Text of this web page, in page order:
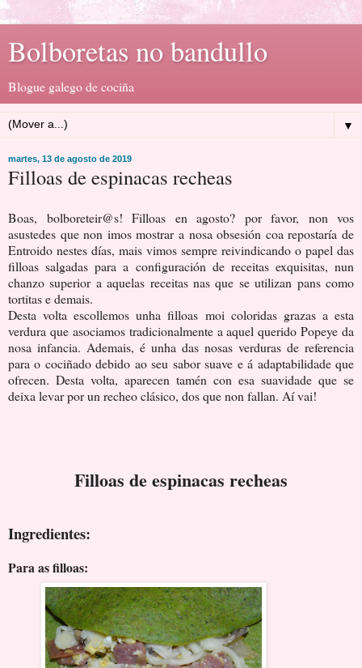
Bolboretas no bandullo
Blogue galego de cociña
▼
martes, 13 de agosto de 2019
Filloas de espinacas recheas
Boas, bolboreteir@s! Filloas en agosto? por favor, non vos
asustedes que non imos mostrar a nosa obsesión coa repostaría de
Entroido nestes días, mais vimos sempre reivindicando o papel das
filloas salgadas para a configuración de receitas exquisitas, nun
chanzo superior a aquelas receitas nas que se utilizan pans como
tortitas e demais.
Desta volta escollemos unha filloas moi coloridas grazas a esta
verdura que asociamos tradicionalmente a aquel querido Popeye da
nosa infancia. Ademais, é unha das nosas verduras de referencia
para o cociñado debido ao seu sabor suave e á adaptabilidade que
ofrecen. Desta volta, aparecen tamén con esa suavidade que se
deixa levar por un recheo clásico, dos que non fallan. Aí vai!
Filloas de espinacas recheas
Ingredientes:
Para as filloas: